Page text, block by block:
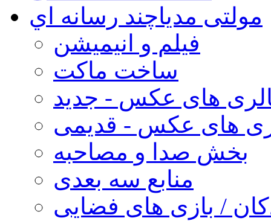
مولتی مدیاچند رسانه اي
فیلم و انیمیشن
ساخت ماکت
های عکس - جدید
های عکس - قدیمی
بخش صدا و مصاحبه
منابع سه بعدی
/ بازی های فضایی